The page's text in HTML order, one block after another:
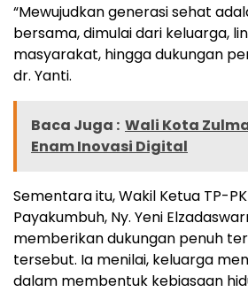
“Mewujudkan generasi sehat
bersama, dimulai dari keluarga,
masyarakat, hingga dukungan
dr. Yanti.
Baca Juga : Wali Kota
Enam Inovasi Digital
Sementara itu, Wakil Ketua TP-
Payakumbuh, Ny. Yeni
memberikan dukungan penuh
tersebut. Ia menilai, keluarga
dalam membentuk kebiasaan